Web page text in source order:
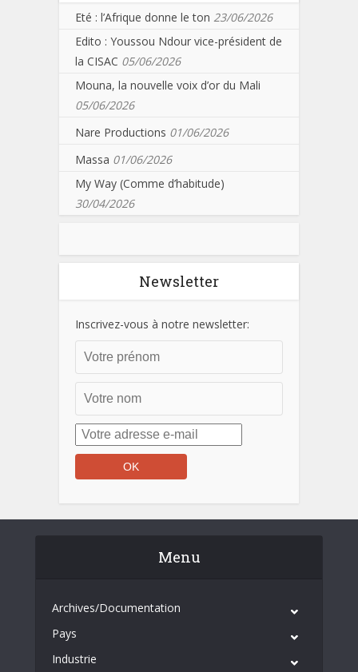
Eté : l’Afrique donne le ton 23/06/2026
Edito : Youssou Ndour vice-président de
la CISAC 05/06/2026
Mouna, la nouvelle voix d’or du Mali
05/06/2026
Nare Productions 01/06/2026
Massa 01/06/2026
My Way (Comme d’habitude)
30/04/2026
Newsletter
Inscrivez-vous à notre newsletter:
Menu
Archives/Documentation
Pays
Industrie